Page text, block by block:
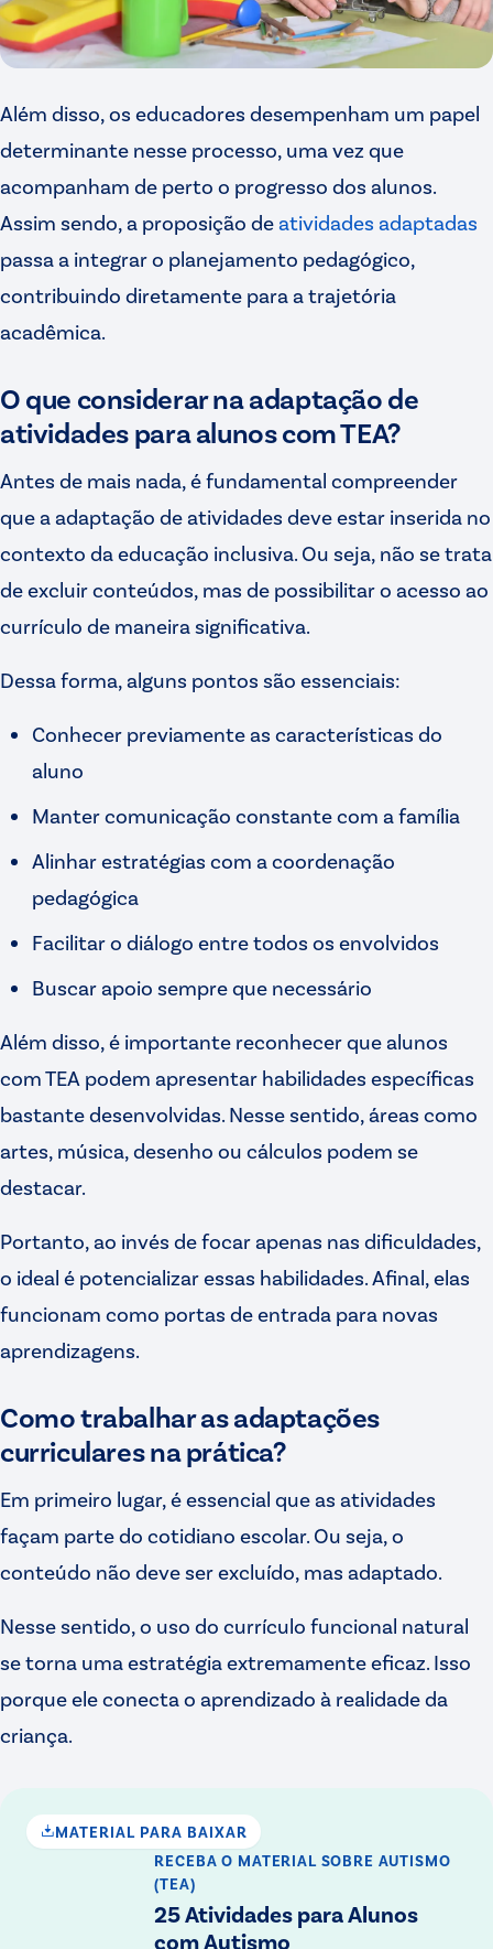
Além disso, os educadores desempenham um papel
determinante nesse processo, uma vez que
acompanham de perto o progresso dos alunos.
Assim sendo, a proposição deatividades adaptadas
passa a integrar o planejamento pedagógico,
contribuindo diretamente para a trajetória
acadêmica.
O que considerar na adaptação de
atividades para alunos com TEA?
Antes de mais nada, é fundamental compreender
que a adaptação de atividades deve estar inserida no
contexto da educação inclusiva. Ou seja, não se trata
de excluir conteúdos, mas de possibilitar o acesso ao
currículo de maneira significativa.
Dessa forma, alguns pontos são essenciais:
Conhecer previamente as características do
aluno
Manter comunicação constante com a família
Alinhar estratégias com a coordenação
pedagógica
Facilitar o diálogo entre todos os envolvidos
Buscar apoio sempre que necessário
Além disso, é importante reconhecer que alunos
com TEA podem apresentar habilidades específicas
bastante desenvolvidas. Nesse sentido, áreas como
artes, música, desenho ou cálculos podem se
destacar.
Portanto, ao invés de focar apenas nas dificuldades,
o ideal é potencializar essas habilidades. Afinal, elas
funcionam como portas de entrada para novas
aprendizagens.
Como trabalhar as adaptações
curriculares na prática?
Em primeiro lugar, é essencial que as atividades
façam parte do cotidiano escolar. Ou seja, o
conteúdo não deve ser excluído, mas adaptado.
Nesse sentido, o uso do currículo funcional natural
se torna uma estratégia extremamente eficaz. Isso
porque ele conecta o aprendizado à realidade da
criança.
MATERIAL PARA BAIXAR
RECEBA O MATERIAL SOBRE AUTISMO
(TEA)
25 Atividades para Alunos
com Autismo